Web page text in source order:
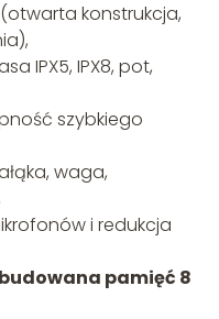
konstrukcja,
IPX5, IPX8, pot,
szybkiego
waga,
i redukcja
pamięć 8